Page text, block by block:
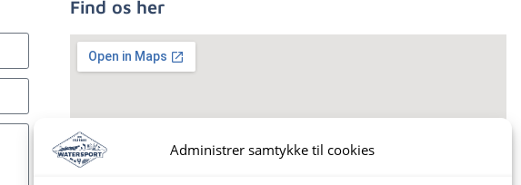
Administrer samtykke til cookies
Find os her